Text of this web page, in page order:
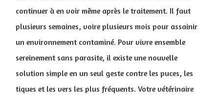
continuer à en voir même après le traitement. Il faut
plusieurs semaines, voire plusieurs mois pour assainir
un environnement contaminé. Pour vivre ensemble
sereinement sans parasite, il existe une nouvelle
solution simple en un seul geste contre les puces, les
tiques et les vers les plus fréquents. Votre vétérinaire